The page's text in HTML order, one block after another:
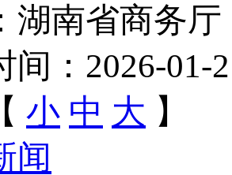
湖南省商务厅
间：2026-01-
小 中 大 】
闻